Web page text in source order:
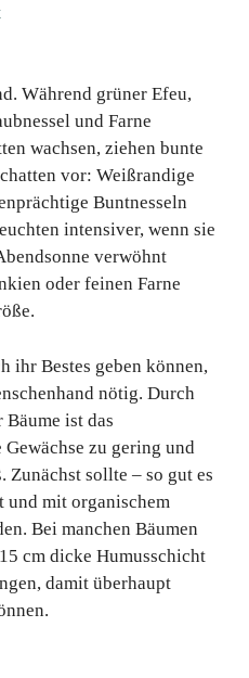
Während grüner Efeu,
und Farne
wachsen, ziehen bunte
vor: Weißrandige
Buntnesseln
intensiver, wenn sie
verwöhnt
oder feinen Farne
ihr Bestes geben können,
nötig. Durch
ist das
zu gering und
sollte – so gut es
und mit organischem
Bei manchen Bäumen
cm dicke Humusschicht
damit überhaupt